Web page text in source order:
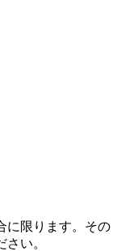
に限ります。その
さい。